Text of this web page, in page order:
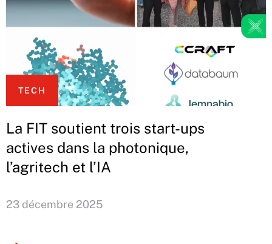
TECH
La FIT soutient trois start-ups
actives dans la photonique,
l’agritech et l’IA
23 décembre 2025